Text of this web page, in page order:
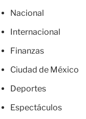
Nacional
Internacional
Finanzas
Ciudad de México
Deportes
Espectáculos